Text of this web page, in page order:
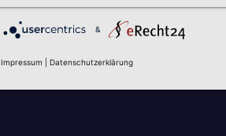
&
Impressum Datenschutzerklärung